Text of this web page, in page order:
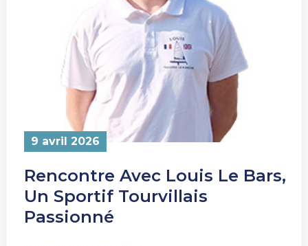
9 avril 2026
Rencontre Avec Louis Le Bars,
Un Sportif Tourvillais
Passionné